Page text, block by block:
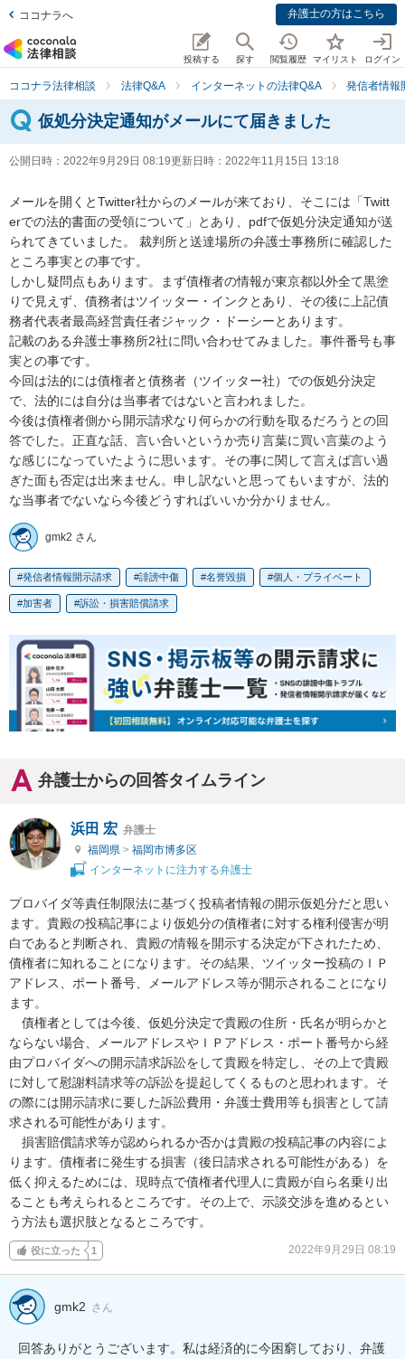
ココナラへ 弁護士の方はこちら
投稿する 探す 閲覧履歴 マイリスト ログイン
ココナラ法律相談 法律Q&A インターネットの法律Q&A 発信者情報
仮処分決定通知がメールにて届きました
公開日時： 2022年9月29日 08:19更新日時： 2022年11月15日 13:18
メールを開くとTwitter社からのメールが来ており、そこには「Twitt
erでの法的書面の受領について」とあり、pdfで仮処分決定通知が送
られてきていました。 裁判所と送達場所の弁護士事務所に確認した
ところ事実との事です。
しかし疑問点もあります。まず債権者の情報が東京都以外全て黒塗
りで見えず、債務者はツイッター・インクとあり、その後に上記債
務者代表者最高経営責任者ジャック・ドーシーとあります。
記載のある弁護士事務所2社に問い合わせてみました。事件番号も事
実との事です。
今回は法的には債権者と債務者（ツイッター社）での仮処分決定
で、法的には自分は当事者ではないと言われました。
今後は債権者側から開示請求なり何らかの行動を取るだろうとの回
答でした。正直な話、言い合いというか売り言葉に買い言葉のよう
な感じになっていたように思います。その事に関して言えば言い過
ぎた面も否定は出来ません。申し訳ないと思ってもいますが、法的
な当事者でないなら今後どうすればいいか分かりません。
gmk2 さん
発信者情報開示請求 誹謗中傷 名誉毀損 個人・プライベート
加害者 訴訟・損害賠償請求
弁護士からの回答タイムライン
浜田 宏 弁護士
福岡県 > 福岡市博多区
インターネットに注力する弁護士
プロバイダ等責任制限法に基づく投稿者情報の開示仮処分だと思い
ます。貴殿の投稿記事により仮処分の債権者に対する権利侵害が明
白であると判断され、貴殿の情報を開示する決定が下されたため、
債権者に知れることになります。その結果、ツイッター投稿のＩＰ
アドレス、ポート番号、メールアドレス等が開示されることになり
ます。
債権者としては今後、仮処分決定で貴殿の住所・氏名が明らかと
ならない場合、メールアドレスやＩＰアドレス・ポート番号から経
由プロバイダへの開示請求訴訟をして貴殿を特定し、その上で貴殿
に対して慰謝料請求等の訴訟を提起してくるものと思われます。そ
の際には開示請求に要した訴訟費用・弁護士費用等も損害として請
求される可能性があります。
損害賠償請求等が認められるか否かは貴殿の投稿記事の内容によ
ります。債権者に発生する損害（後日請求される可能性がある）を
低く抑えるためには、現時点で債権者代理人に貴殿が自ら名乗り出
ることも考えられるところです。その上で、示談交渉を進めるとい
う方法も選択肢となるところです。
役に立った 1 2022年9月29日 08:19
gmk2 さん
回答ありがとうございます。私は経済的に今困窮しており、弁護